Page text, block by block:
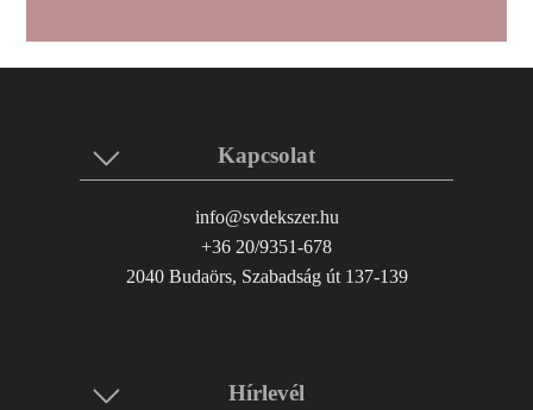
Kapcsolat
info@svdekszer.hu
+36 20/9351-678
2040 Budaörs, Szabadság út 137-139
Hírlevél